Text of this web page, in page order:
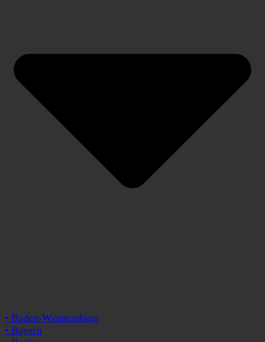
• Baden-Württemberg
• Bayern